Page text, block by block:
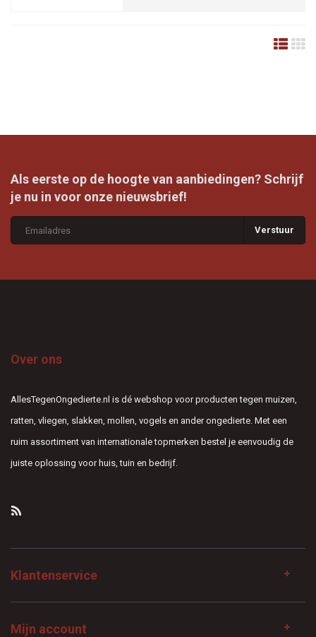
Als eerste op de hoogte van aanbiedingen? Schrijf
je nu in voor onze nieuwsbrief!
Verstuur
Over ons
AllesTegenOngedierte.nl is dé webshop voor producten tegen muizen,
ratten, vliegen, slakken, mollen, vogels en ander ongedierte. Met een
ruim assortiment van internationale topmerken bestel je eenvoudig de
juiste oplossing voor huis, tuin en bedrijf.
Klantenservice
Mijn account